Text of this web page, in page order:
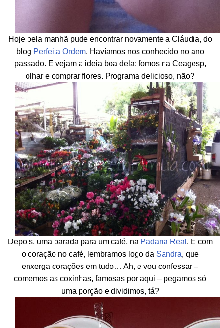
Hoje pela manhã pude encontrar novamente a Cláudia, do
blog Perfeita Ordem. Havíamos nos conhecido no ano
passado. E vejam a ideia boa dela: fomos na Ceagesp,
olhar e comprar flores. Programa delicioso, não?
Depois, uma parada para um café, na Padaria Real . E com
o coração no café, lembramos logo da Sandra, que
enxerga corações em tudo… Ah, e vou confessar –
comemos as coxinhas, famosas por aqui – pegamos só
uma porção e dividimos, tá?